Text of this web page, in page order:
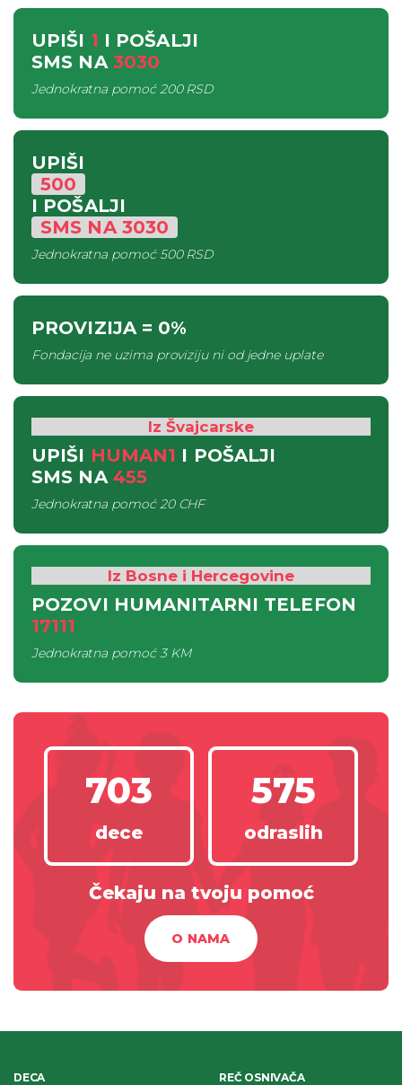
UPIŠI 1 I POŠALJI
SMS NA 3030
Jednokratna pomoć200 RSD
UPIŠI
500
I POŠALJI
SMS NA3030
Jednokratna pomoć500 RSD
PROVIZIJA= 0%
Fondacija ne uzima proviziju ni od jedne uplate
Iz Švajcarske
UPIŠI HUMAN1 I POŠALJI
SMS NA 455
Jednokratna pomoć20 CHF
Iz Bosne i Hercegovine
POZOVI HUMANITARNI TELEFON
17111
Jednokratna pomoć3 KM
703
dece
575
odraslih
Čekaju na tvoju pomoć
O NAMA
DECA REČ OSNIVAČA